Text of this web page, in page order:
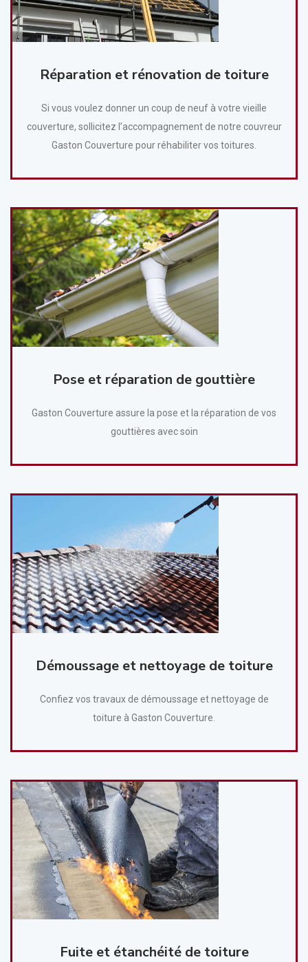
Réparation et rénovation de toiture
Si vous voulez donner un coup de neuf à votre vieille
couverture, sollicitez l’accompagnement de notre couvreur
Gaston Couverture pour réhabiliter vos toitures.
Pose et réparation de gouttière
Gaston Couverture assure la pose et la réparation de vos
gouttières avec soin
Démoussage et nettoyage de toiture
Confiez vos travaux de démoussage et nettoyage de
toiture à Gaston Couverture.
Fuite et étanchéité de toiture